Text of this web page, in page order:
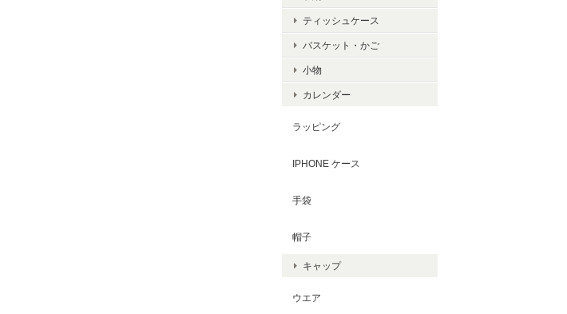
ティッシュケース
バスケット・かご
小物
カレンダー
ラッピング
IPHONE ケース
手袋
帽子
キャップ
ウエア